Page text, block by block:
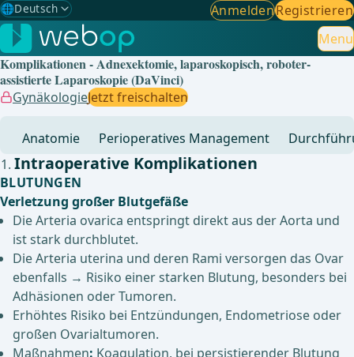
🌐Deutsch
Gewählte Sprache: Deutsch
🇩🇪 Deutsch ✓
🇬🇧English
🇪🇸Spanisch
🇧🇷Brasilianisch
AnmeldenRegistrieren
Menu
Komplikationen - Adnexektomie, laparoskopisch, roboter-
assistierte Laparoskopie (DaVinci)
GynäkologieJetzt freischalten
Anatomie Perioperatives Management
Intraoperative Komplikationen
BLUTUNGEN
Verletzung großer Blutgefäße
Die Arteria ovarica entspringt direkt aus der Aorta und
ist stark durchblutet.
Die Arteria uterina und deren Rami versorgen das Ovar
ebenfalls → Risiko einer starken Blutung, besonders bei
Adhäsionen oder Tumoren.
Erhöhtes Risiko bei Entzündungen, Endometriose oder
großen Ovarialtumoren.
Maßnahmen: Koagulation, bei persistierender Blutung